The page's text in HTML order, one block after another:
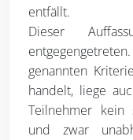
entfällt.
Dieser
genannten
handelt, liege
Teilnehmer kein
und zwar